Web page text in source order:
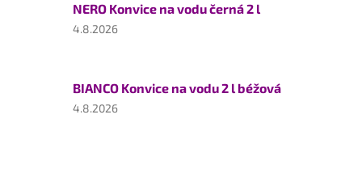
NERO Konvice na vodu černá 2 l
Hodnocení
z
5
4.8.2026
BIANCO Konvice na vodu 2 l béžová
Hodnocení
4.8.2026